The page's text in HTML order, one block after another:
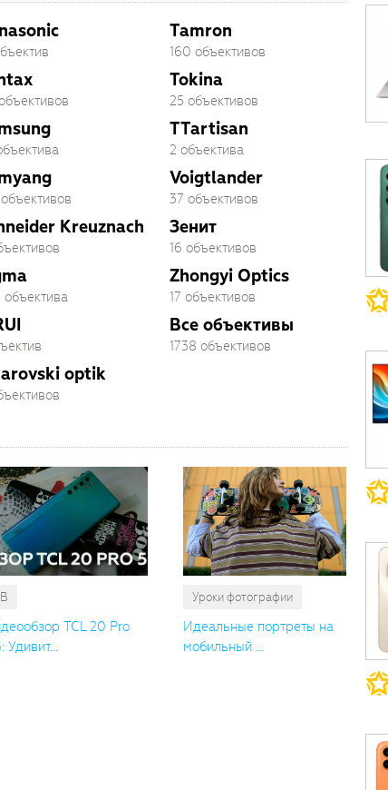
Kreuznach
optik
Tamron
160 объективов
Tokina
25 объективов
TTartisan
2 объектива
Voigtlander
37 объективов
Зенит
16 объективов
Zhongyi Optics
17 объективов
Все объективы
1738 объективов
TCL 20 Pro
Удивит...
Уроки фотографии
Идеальные портреты на
мобильный ...